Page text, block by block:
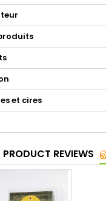
et cires
PRODUCT REVIEWS